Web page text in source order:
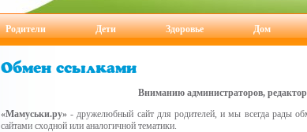
Родители Дети Здоровье Дом
Обмен ссылками
Вниманию администраторов,
«Мамуськи.ру» - дружелюбный сайт для родителей, и мы всегда рады
сайтами сходной или аналогичной тематики.